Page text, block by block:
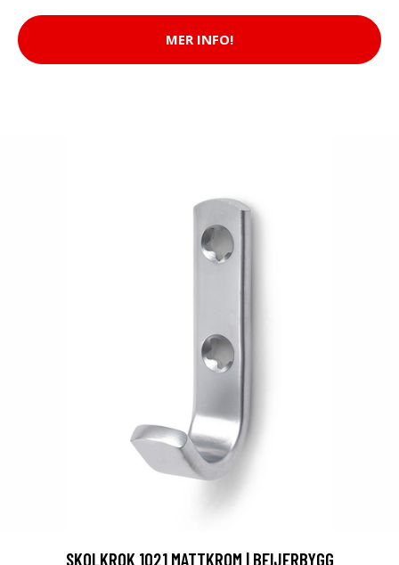
MER INFO!
SKOLKROK 1021 MATTKROM | BEIJERBYGG